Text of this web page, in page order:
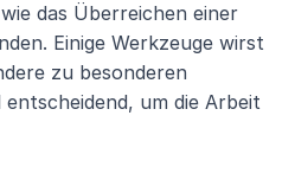
das Überreichen einer
Einige Werkzeuge wirst
zu besonderen
um die Arbeit